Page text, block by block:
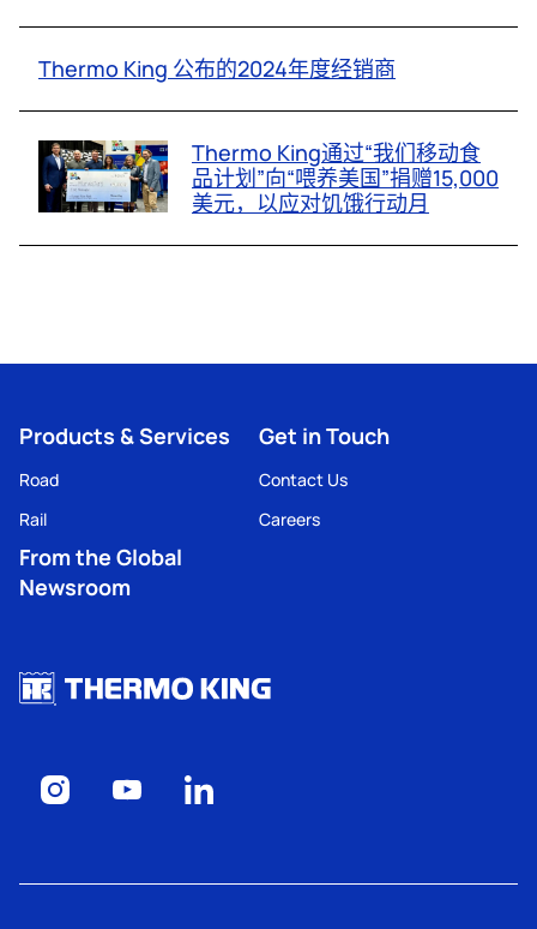
Thermo King 公布的2024年度经销商
Thermo King通过“我们移动食
品计划”向“喂养美国”捐赠15,000
美元，以应对饥饿行动月
Products & Services
Road
Rail
Get in Touch
Contact Us
Careers
From the Global
Newsroom